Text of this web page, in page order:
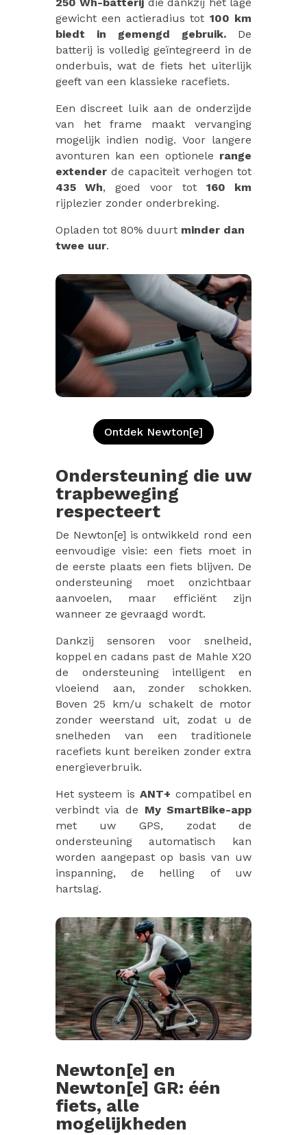
gewicht een actieradius tot 100 km
biedt in gemengd gebruik. De
batterij is volledig geïntegreerd in de
onderbuis, wat de fiets het uiterlijk
geeft van een klassieke racefiets.
Een discreet luik aan de onderzijde
van het frame maakt vervanging
mogelijk indien nodig. Voor langere
avonturen kan een optionele range
extenderde capaciteit verhogen tot
435 Wh, goed voor tot 160 km
rijplezier zonder onderbreking.
Opladen tot 80% duurt minder dan
twee uur.
Ontdek Newton[e]
Ondersteuning die uw
trapbeweging
respecteert
De Newton[e] is ontwikkeld rond een
eenvoudige visie: een fiets moet in
de eerste plaats een fiets blijven. De
ondersteuning moet onzichtbaar
aanvoelen, maar efficiënt zijn
wanneer ze gevraagd wordt.
Dankzij sensoren voor snelheid,
koppel en cadans past de Mahle X20
de ondersteuning intelligent en
vloeiend aan, zonder schokken.
Boven 25 km/u schakelt de motor
zonder weerstand uit, zodat u de
snelheden van een traditionele
racefiets kunt bereiken zonder extra
energieverbruik.
Het systeem is ANT+ compatibel en
verbindt via de My SmartBike-app
met uw GPS, zodat de
ondersteuning automatisch kan
worden aangepast op basis van uw
inspanning, de helling of uw
hartslag.
Newton[e] en
Newton[e] GR: één
fiets, alle
mogelijkheden